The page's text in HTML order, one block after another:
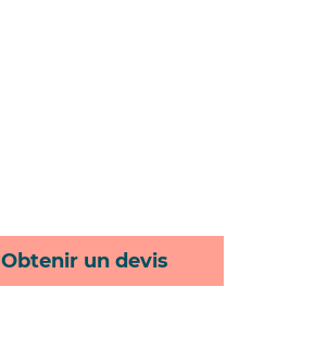
Obtenir un devis